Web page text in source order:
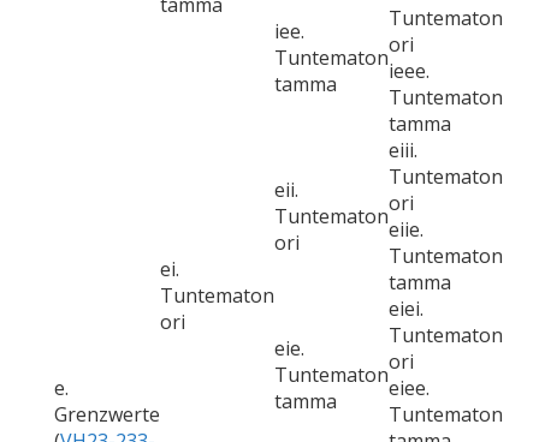
iee.
Tuntematon
tamma
Tuntematon
ori
ieee.
Tuntematon
tamma
e.
Grenzwerte
ei.
Tuntematon
ori
eii.
Tuntematon
ori
eiii.
Tuntematon
ori
eiie.
Tuntematon
tamma
eie.
Tuntematon
tamma
eiei.
Tuntematon
ori
eiee.
Tuntematon